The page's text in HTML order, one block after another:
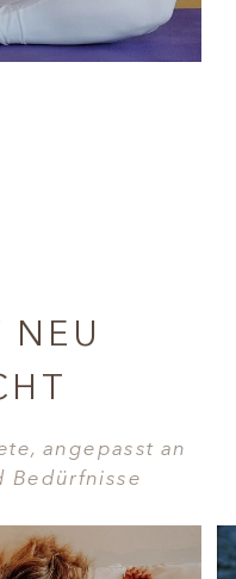
NEU
angepasst an
Bedürfnisse